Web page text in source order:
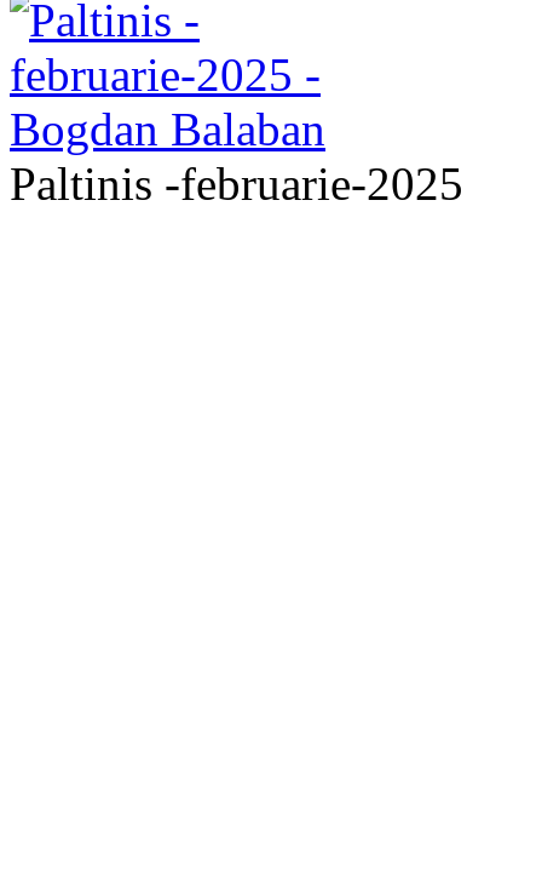
Paltinis -februarie-2025